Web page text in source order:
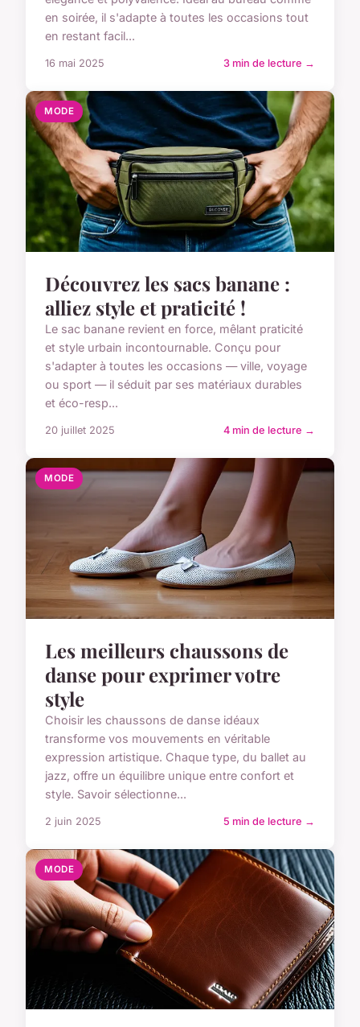
en soirée, il s'adapte à toutes les occasions tout
en restant facil...
16 mai 2025 3 min de lecture →
MODE
Découvrez les sacs banane :
alliez style et praticité !
Le sac banane revient en force, mêlant praticité
et style urbain incontournable. Conçu pour
s'adapter à toutes les occasions — ville, voyage
ou sport — il séduit par ses matériaux durables
et éco-resp...
20 juillet 2025 4 min de lecture →
MODE
Les meilleurs chaussons de
danse pour exprimer votre
style
Choisir les chaussons de danse idéaux
transforme vos mouvements en véritable
expression artistique. Chaque type, du ballet au
jazz, offre un équilibre unique entre confort et
style. Savoir sélectionne...
2 juin 2025 5 min de lecture →
MODE